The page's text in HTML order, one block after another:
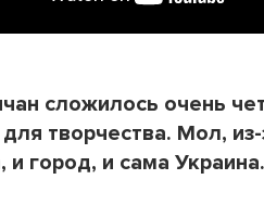
сложилось очень
творчества. Мол,
и город, и сама